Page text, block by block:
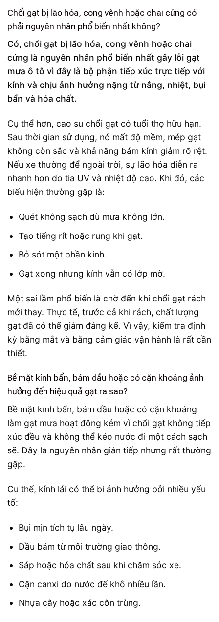
Chổi gạt bị lão hóa, cong vênh hoặc chai cứng có
phải nguyên nhân phổ biến nhất không?
Có, chổi gạt bị lão hóa, cong vênh hoặc chai
cứng là nguyên nhân phổ biến nhất gây lỗi gạt
mưa ô tô vì đây là bộ phận tiếp xúc trực tiếp với
kính và chịu ảnh hưởng nặng từ nắng, nhiệt, bụi
bẩn và hóa chất.
Cụ thể hơn, cao su chổi gạt có tuổi thọ hữu hạn.
Sau thời gian sử dụng, nó mất độ mềm, mép gạt
không còn sắc và khả năng bám kính giảm rõ rệt.
Nếu xe thường để ngoài trời, sự lão hóa diễn ra
nhanh hơn do tia UV và nhiệt độ cao. Khi đó, các
biểu hiện thường gặp là:
Quét không sạch dù mưa không lớn.
Tạo tiếng rít hoặc rung khi gạt.
Bỏ sót một phần kính.
Gạt xong nhưng kính vẫn có lớp mờ.
Một sai lầm phổ biến là chờ đến khi chổi gạt rách
mới thay. Thực tế, trước cả khi rách, chất lượng
gạt đã có thể giảm đáng kể. Vì vậy, kiểm tra định
kỳ bằng mắt và bằng cảm giác vận hành là rất cần
thiết.
Bề mặt kính bẩn, bám dầu hoặc có cặn khoáng ảnh
hưởng đến hiệu quả gạt ra sao?
Bề mặt kính bẩn, bám dầu hoặc có cặn khoáng
làm gạt mưa hoạt động kém vì chổi gạt không tiếp
xúc đều và không thể kéo nước đi một cách sạch
sẽ. Đây là nguyên nhân gián tiếp nhưng rất thường
gặp.
Cụ thể, kính lái có thể bị ảnh hưởng bởi nhiều yếu
tố:
Bụi mịn tích tụ lâu ngày.
Dầu bám từ môi trường giao thông.
Sáp hoặc hóa chất sau khi chăm sóc xe.
Cặn canxi do nước để khô nhiều lần.
Nhựa cây hoặc xác côn trùng.